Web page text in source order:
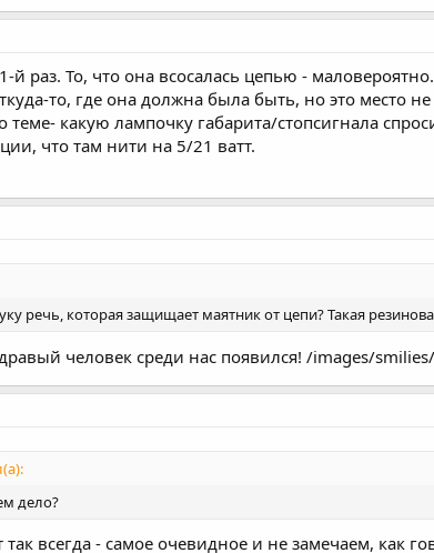
раз. То, что она всосалась цепью -
то, где она должна была быть, но это место
какую лампочку габарита/стопсигнала
что там нити на 5/21 ватт.
речь, которая защищает маятник от цепи? Такая
человек среди нас появился! /images/
дело?
всегда - самое очевидное и не замечаем, как